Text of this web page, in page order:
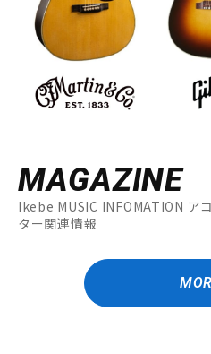
MAGAZINE
Ikebe MUSIC INFOMATION ア
ター関連情報